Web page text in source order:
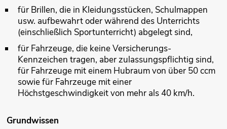
für Brillen, die in Kleidungsstücken, Schulmappen
usw. aufbewahrt oder während des Unterrichts
(einschließlich Sportunterricht) abgelegt sind,
für Fahrzeuge, die keine Versicherungs-
Kennzeichen tragen, aber zulassungspflichtig sind,
für Fahrzeuge mit einem Hubraum von über 50 ccm
sowie für Fahrzeuge mit einer
Höchstgeschwindigkeit von mehr als 40 km/h.
Grundwissen